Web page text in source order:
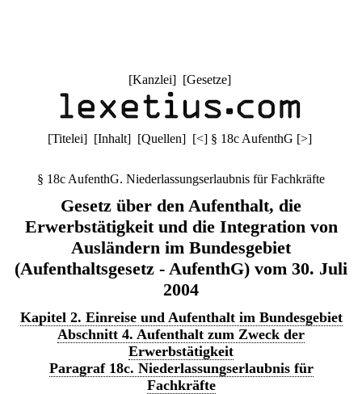
[Kanzlei] [Gesetze]
[Titelei] [Inhalt] [Quellen] [<] § 18c AufenthG [>]
§ 18c AufenthG. Niederlassungserlaubnis für Fachkräfte
Gesetz über den Aufenthalt, die
Erwerbstätigkeit und die Integration von
Ausländern im Bundesgebiet
(Aufenthaltsgesetz - AufenthG) vom 30. Juli
2004
Kapitel 2. Einreise und Aufenthalt im Bundesgebiet
Abschnitt 4. Aufenthalt zum Zweck der
Erwerbstätigkeit
Paragraf 18c. Niederlassungserlaubnis für
Fachkräfte